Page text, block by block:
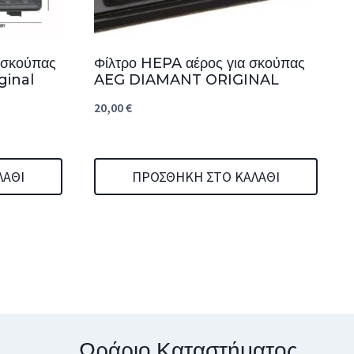
Φίλτρο HEPA αέρος για σκούπας
AEG DIAMANT ORIGINAL
20,00€
ΠΡΟΣΘΉΚΗ ΣΤΟ ΚΑΛΆΘΙ